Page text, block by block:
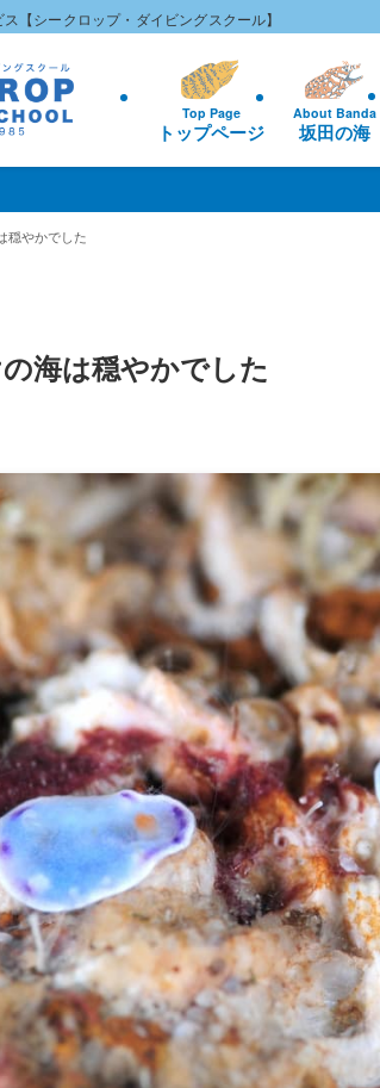
【シークロップ・ダイビングスクール】
Top Page
トップページ
About Banda
坂田の海
✴︎８
穏やかでした
海は穏やかでした